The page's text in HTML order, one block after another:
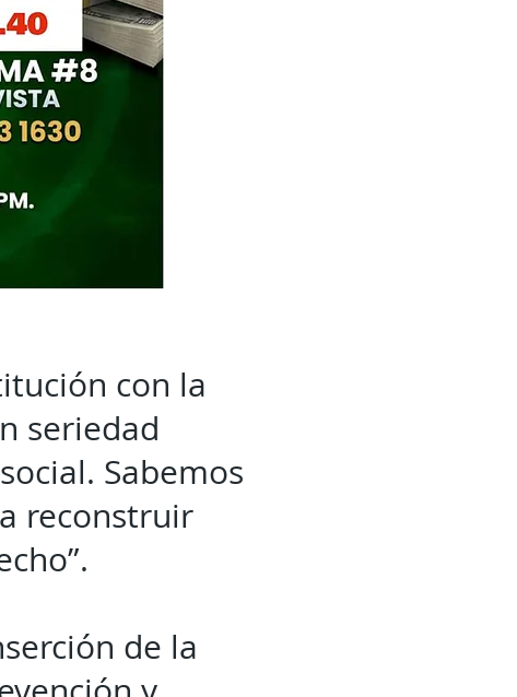
con la
seriedad
Sabemos
reconstruir
de la